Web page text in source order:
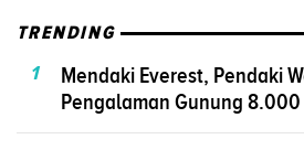
TRENDING
1
Mendaki Everest, Pendaki
Pengalaman Gunung